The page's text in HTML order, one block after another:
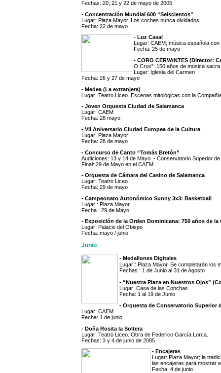
Fechas: 20, 21 y 22 de mayo de 2005
- Concentración Mundial 600 “Seiscientos”
Lugar: Plaza Mayor. Los coches nunca olvidados.
Fecha: 22 de mayo
- Luz Casal
Lugar: CAEM; música española
Fecha: 25 de mayo
- CORO CERVANTES (Director:
O Crux”: 150 años de música
Lugar: Iglesia del Carmen
Fecha: 26 y 27 de mayo
- Medea (La extranjera)
Lugar: Teatro Liceo. Escenas mitológicas con la
- Joven Orquesta Ciudad de Salamanca
Lugar: CAEM
Fecha: 28 mayo
- VII Aniversario Ciudad Europea de la Cultura
Lugar: Plaza Mayor
Fecha: 28 de mayo
- Concurso de Canto “Tomás Bretón”
Audiciones: 13 y 14 de Mayo .- Conservatorio Superior
Final: 29 de Mayo en el CAEM
- Orquesta de Cámara del Casino de Salamanca
Lugar: Teatro Liceo
Fecha: 29 de mayo
- Campeonato Autonómico Sunny 3x3: Basketball
Lugar : Plaza Mayor
Fecha : 29 de Mayo.
- Exposición de la Orden Dominicana: 750 años de la
Lugar: Palacio del Obispo
Fecha: mayo / junio
Junio
- Medallones Digitales
Lugar : Plaza Mayor. Se completarán los
Fechas : 1 de Junio al 31 de Agosto
- “Nuestra Plaza en Nuestros Ojos”
Lugar: Casa de las Conchas
Fecha: 1 al 19 de Junio
- Orquesta de Conservatorio Superior
Lugar: CAEM
Fecha: 1 de junio
- Doña Rosita la Soltera
Lugar: Teatro Liceo. Obra de Federico García Lorca.
Fechas: 3 y 4 de junio de 2005
- Encajeras
Lugar: Plaza Mayor; la
las encajeras para mostrar
Fecha: 4 de junio